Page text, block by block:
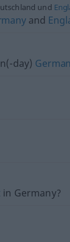
und
and
day)
in Germany?